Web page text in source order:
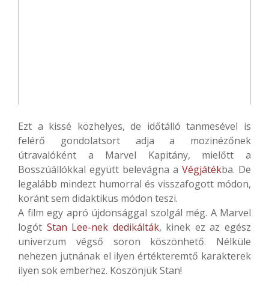
Ezt a kissé közhelyes, de időtálló tanmesével is
felérő gondolatsort adja a mozinézőnek
útravalóként a Marvel Kapitány, mielőtt a
Bosszúállókkal együtt belevágna a Végjátékba. De
legalább mindezt humorral és visszafogott módon,
koránt sem didaktikus módon teszi.
A film egy apró újdonsággal szolgál még. A Marvel
logót Stan Lee-nek dedikálták, kinek ez az egész
univerzum végső soron köszönhető. Nélküle
nehezen jutnának el ilyen értékteremtő karakterek
ilyen sok emberhez. Köszönjük Stan!